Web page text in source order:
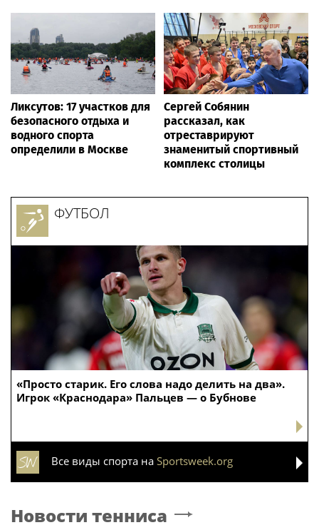
Ликсутов: 17 участков для
безопасного отдыха и
водного спорта
определили в Москве
Сергей Собянин
рассказал, как
отреставрируют
знаменитый спортивный
комплекс столицы
«Просто старик. Его слова надо делить на два».
Игрок «Краснодара» Пальцев — о Бубнове
ФУТБОЛ
Все виды спорта на Sportsweek.org
Новости тенниса